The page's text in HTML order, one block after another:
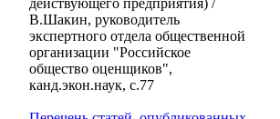
В.Шакин, руководитель
экспертного отдела общественной
организации "Российское
общество оценщиков",
канд.экон.наук, с.77